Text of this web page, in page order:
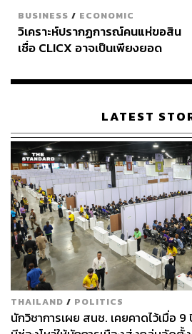
BUSINESS / ECONOMIC
วิเคราะห์ปรากฏการณ์คนแห่ขอสิน
เชื่อ CLICX อาจเป็นเพียงยอด
เรือนไทยที่ถูกซุกไว้
LATEST
THAILAND / POLITICS
นักวิชาการเผย สนช. เคยคาดไว้เมื่อ